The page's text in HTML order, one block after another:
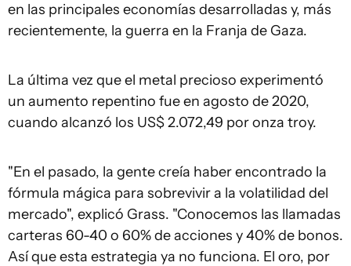
en las principales economías desarrolladas y, más
recientemente, la guerra en la Franja de Gaza.
La última vez que el metal precioso experimentó
un aumento repentino fue en agosto de 2020,
cuando alcanzó los US$ 2.072,49 por onza troy.
"En el pasado, la gente creía haber encontrado la
fórmula mágica para sobrevivir a la volatilidad del
mercado", explicó Grass. "Conocemos las llamadas
carteras 60-40 o 60% de acciones y 40% de bonos.
Así que esta estrategia ya no funciona. El oro, por